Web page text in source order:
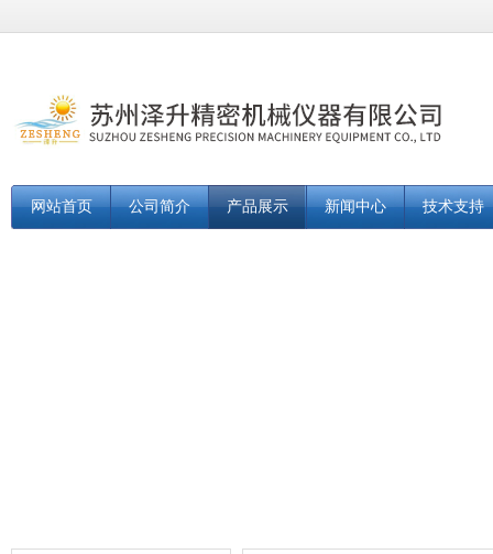
网站首页 公司简介 产品展示 新闻中心 技术支持